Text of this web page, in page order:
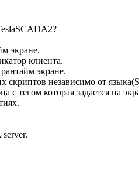
экране.
клиента.
экране.
скриптов независимо от
с тегом которая задается на